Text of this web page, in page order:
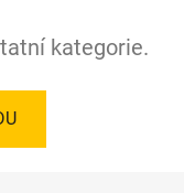
kategorie.